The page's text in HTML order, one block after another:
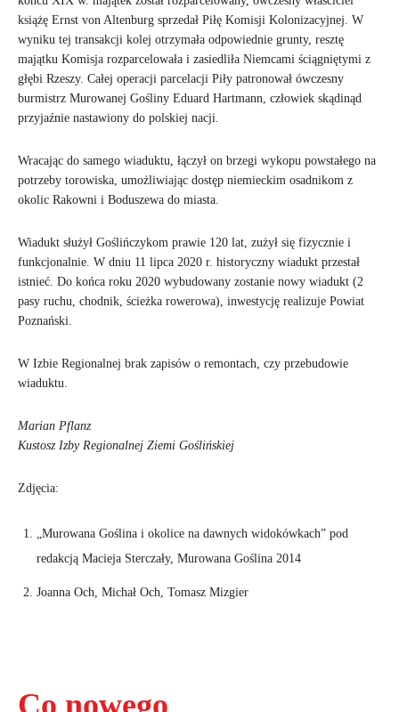
książę Ernst von Altenburg sprzedał Piłę Komisji Kolonizacyjnej. W
wyniku tej transakcji kolej otrzymała odpowiednie grunty, resztę
majątku Komisja rozparcelowała i zasiedliła Niemcami ściągniętymi z
głębi Rzeszy. Całej operacji parcelacji Piły patronował ówczesny
burmistrz Murowanej Gośliny Eduard Hartmann, człowiek skądinąd
przyjaźnie nastawiony do polskiej nacji.
Wracając do samego wiaduktu, łączył on brzegi wykopu powstałego na
potrzeby torowiska, umożliwiając dostęp niemieckim osadnikom z
okolic Rakowni i Boduszewa do miasta.
Wiadukt służył Goślińczykom prawie 120 lat, zużył się fizycznie i
funkcjonalnie. W dniu 11 lipca 2020 r. historyczny wiadukt przestał
istnieć. Do końca roku 2020 wybudowany zostanie nowy wiadukt (2
pasy ruchu, chodnik, ścieżka rowerowa), inwestycję realizuje Powiat
Poznański.
W Izbie Regionalnej brak zapisów o remontach, czy przebudowie
wiaduktu.
Marian Pflanz
Kustosz Izby Regionalnej Ziemi Goślińskiej
Zdjęcia:
„Murowana Goślina i okolice na dawnych widokówkach” pod
redakcją Macieja Sterczały, Murowana Goślina 2014
Joanna Och, Michał Och, Tomasz Mizgier